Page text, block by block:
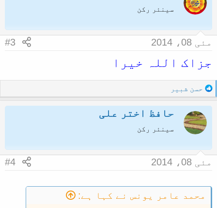
t
o
n
سینئر رکن
مئی 08، 2014 #3
جزاک اللہ خیرا
R
e
a
c
t
o
n
حسن شبیر
حافظ اختر علی
سینئر رکن
مئی 08، 2014 #4
محمد عامر یونس نے کہا ہے: